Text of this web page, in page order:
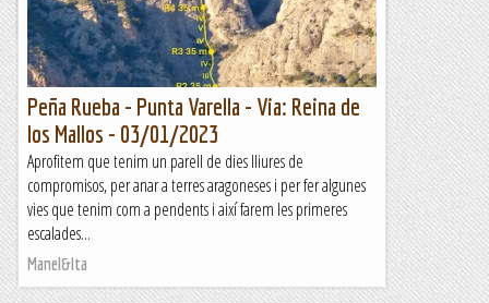
Manel&Ita
Peña Rueba - Punta Varella - Via: Reina de
los Mallos - 03/01/2023
Aprofitem que tenim un parell de dies lliures de
compromisos, per anar a terres aragoneses i per fer algunes
vies que tenim com a pendents i així farem les primeres
escalades...
Manel&Ita